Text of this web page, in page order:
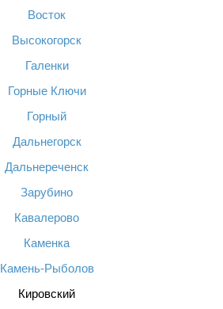
Восток
Высокогорск
Галенки
Горные Ключи
Горный
Дальнегорск
Дальнереченск
Зарубино
Кавалерово
Каменка
Камень-Рыболов
Кировский